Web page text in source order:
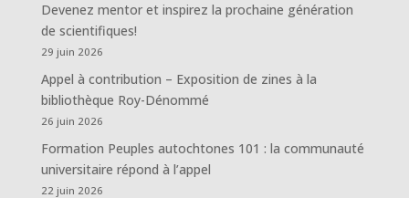
Devenez mentor et inspirez la prochaine génération
de scientifiques!
29 juin 2026
Appel à contribution – Exposition de zines à la
bibliothèque Roy-Dénommé
26 juin 2026
Formation Peuples autochtones 101 : la communauté
universitaire répond à l’appel
22 juin 2026